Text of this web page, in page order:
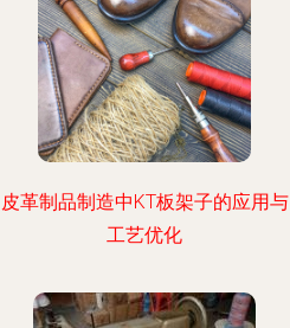
皮革制品制造中KT板架子的应用与
工艺优化